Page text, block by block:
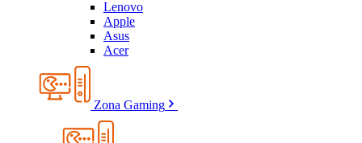
Lenovo
Apple
Asus
Acer
Zona Gaming